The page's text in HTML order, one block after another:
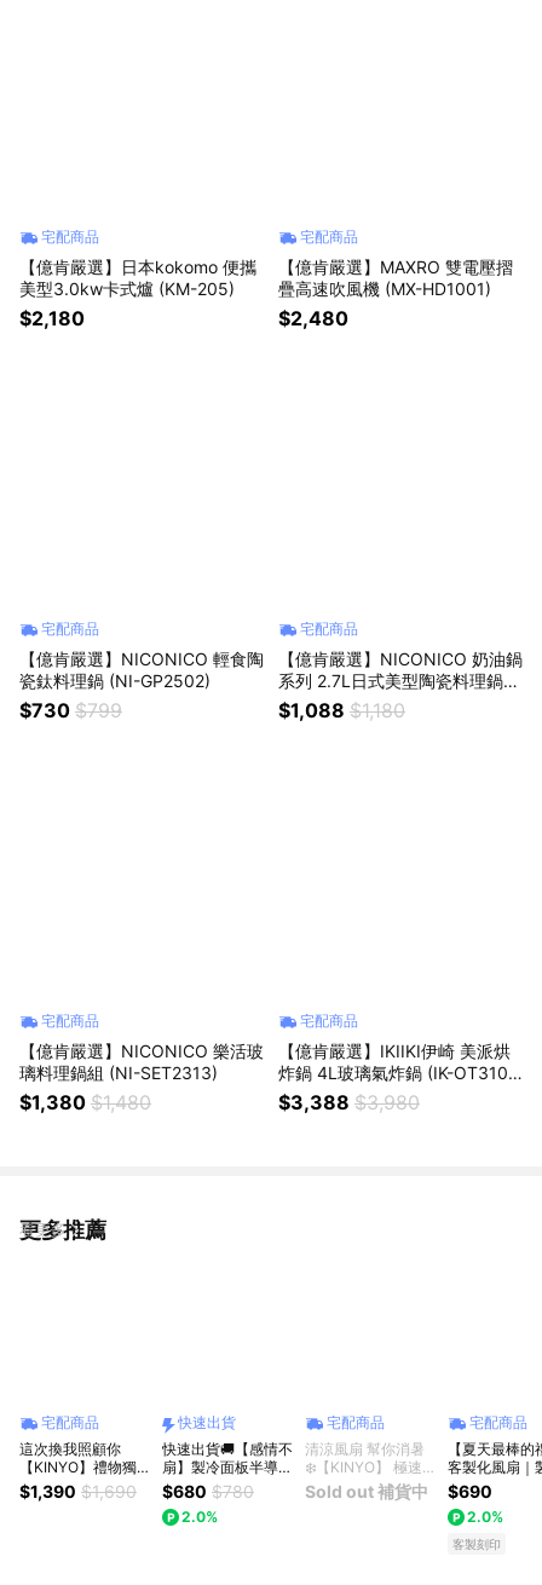
宅配商品
【億肯嚴選】日本kokomo 便攜
美型3.0kw卡式爐 (KM-205)
$2,180
宅配商品
【億肯嚴選】MAXRO 雙電壓摺
疊高速吹風機 (MX-HD1001)
$2,480
宅配商品
【億肯嚴選】NICONICO 輕食陶
瓷鈦料理鍋 (NI-GP2502)
$730 $799
宅配商品
【億肯嚴選】NICONICO 奶油鍋
系列 2.7L日式美型陶瓷料理鍋
(NI-GP932)
$1,088 $1,180
宅配商品
【億肯嚴選】NICONICO 樂活玻
璃料理鍋組 (NI-SET2313)
$1,380 $1,480
宅配商品
【億肯嚴選】IKIIKI伊崎 美派烘
炸鍋 4L玻璃氣炸鍋 (IK-OT310
2)
$3,388 $3,980
更多推薦
看更多
宅配商品
這次換我照顧你
【KINYO】禮物獨家
1+1組 199檔製冷折
疊扇+螢幕顯示9段
$1,390 $1,690
快速出貨
快速出貨🚚【感情不
扇】製冷面板半導體
120段摺疊頸掛手持
隨身風扇 RK29
RASTO
$680 $780
2.0%
宅配商品
清涼風扇 幫你消暑
❄️【KINYO】 極速冰
感頸掛扇 (UF-399)
生日禮物 送禮 夏季
Sold out 補貨中
宅配商品
【夏天最棒的
客製化風扇｜
扇｜免費刻字
風扇｜生日禮
立體水晶貼｜
品｜畢業禮物
上飛機
$690
2.0%
客製刻印